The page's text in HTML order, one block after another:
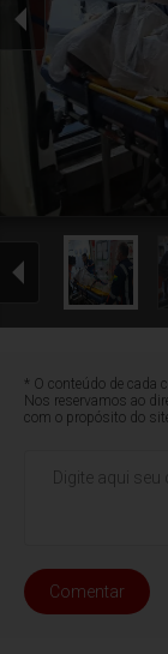
* O conteúdo de cada
Nos reservamos ao
com o propósito do
Comentar